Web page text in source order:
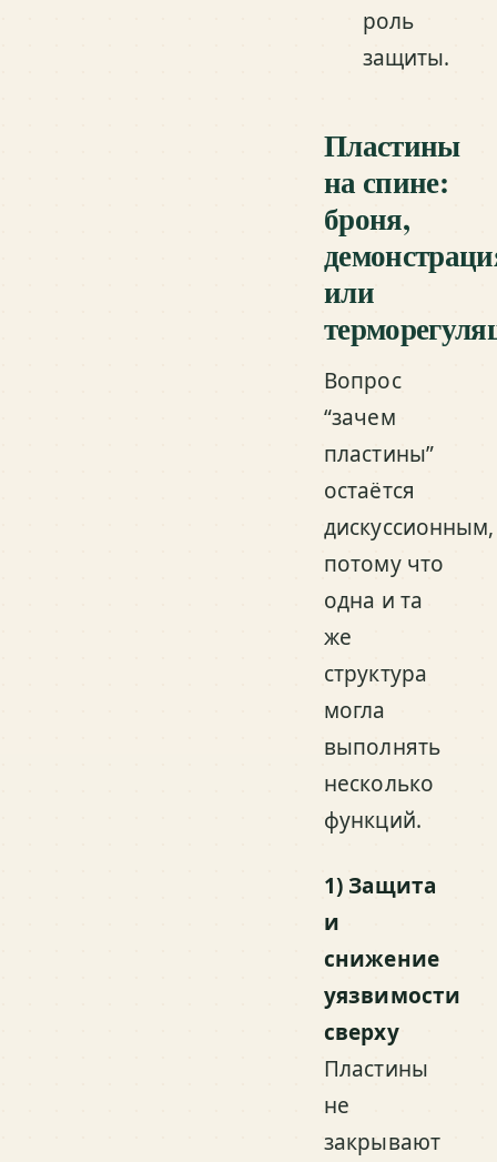
роль
защиты.
Пластины
на спине:
броня,
или
Вопрос
“зачем
пластины”
остаётся
дискуссионным,
потому что
одна и та
же
структура
могла
выполнять
несколько
функций.
1) Защита
и
снижение
уязвимости
сверху
Пластины
не
закрывают